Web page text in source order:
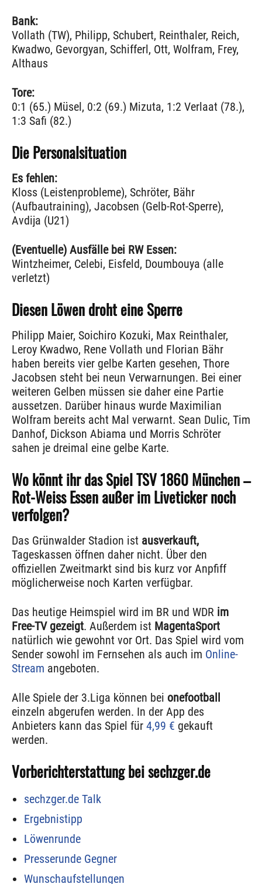
Bank:
Vollath (TW), Philipp, Schubert, Reinthaler, Reich,
Kwadwo, Gevorgyan, Schifferl, Ott, Wolfram, Frey,
Althaus
Tore:
0:1 (65.) Müsel, 0:2 (69.) Mizuta, 1:2 Verlaat (78.),
1:3 Safi (82.)
Die Personalsituation
Es fehlen:
Kloss (Leistenprobleme), Schröter, Bähr
(Aufbautraining), Jacobsen (Gelb-Rot-Sperre),
Avdija (U21)
(Eventuelle) Ausfälle bei RW Essen:
Wintzheimer, Celebi, Eisfeld, Doumbouya (alle
verletzt)
Diesen Löwen droht eine Sperre
Philipp Maier, Soichiro Kozuki, Max Reinthaler,
Leroy Kwadwo, Rene Vollath und Florian Bähr
haben bereits vier gelbe Karten gesehen, Thore
Jacobsen steht bei neun Verwarnungen. Bei einer
weiteren Gelben müssen sie daher eine Partie
aussetzen. Darüber hinaus wurde Maximilian
Wolfram bereits acht Mal verwarnt. Sean Dulic, Tim
Danhof, Dickson Abiama und Morris Schröter
sahen je dreimal eine gelbe Karte.
Wo könnt ihr das Spiel TSV 1860 München –
Rot-Weiss Essen außer im Liveticker noch
verfolgen?
Das Grünwalder Stadion ist ausverkauft,
Tageskassen öffnen daher nicht. Über den
offiziellen Zweitmarkt sind bis kurz vor Anpfiff
möglicherweise noch Karten verfügbar.
Das heutige Heimspiel wird im BR und WDR im
Free-TV gezeigt. Außerdem ist MagentaSport
natürlich wie gewohnt vor Ort. Das Spiel wird vom
Sender sowohl im Fernsehen als auch im Online-
Stream angeboten.
Alle Spiele der 3.Liga können bei onefootball
einzeln abgerufen werden. In der App des
Anbieters kann das Spiel für 4,99 € gekauft
werden.
Vorberichterstattung bei sechzger.de
sechzger.de Talk
Ergebnistipp
Löwenrunde
Presserunde Gegner
Wunschaufstellungen